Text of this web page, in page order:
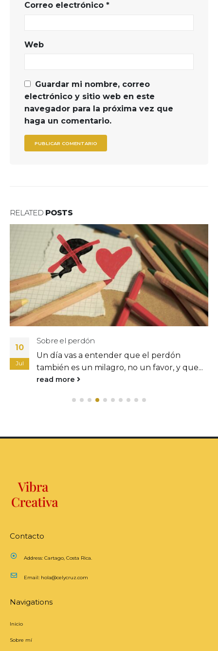
Correo electrónico *
Web
Guardar mi nombre, correo
electrónico y sitio web en este
navegador para la próxima vez que
haga un comentario.
RELATED POSTS
09
Jul
Su calma se quebró
Se llevó el tiempo su único deseo. Ella quiso
irse primero y el tiempo enloqueció.
read more
Contacto
Address: Cartago, Costa Rica.
Email: hola@celycruz.com
Navigations
Inicio
Sobre mí